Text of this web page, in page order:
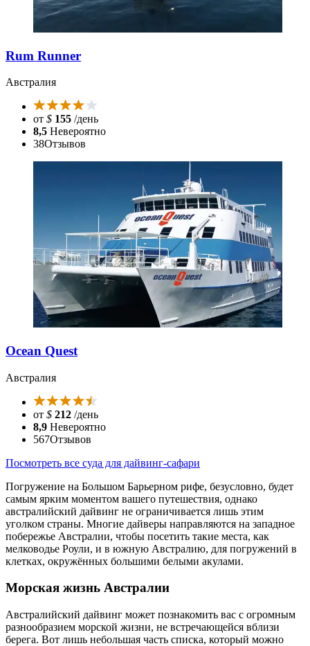
Rum Runner
Австралия
от $ 155 /день
8,5 Невероятно
38Отзывов
Ocean Quest
Австралия
от $ 212 /день
8,9 Невероятно
567Отзывов
Посмотреть все суда для дайвинг-сафари
Погружение на Большом Барьерном рифе, безусловно, будет
самым ярким моментом вашего путешествия, однако
австралийский дайвинг не ограничивается лишь этим
уголком страны. Многие дайверы направляются на западное
побережье Австралии, чтобы посетить такие места, как
мелководье Роули, и в южную Австралию, для погружений в
клетках, окружённых большими белыми акулами.
Морская жизнь Австралии
Австралийский дайвинг может познакомить вас с огромным
разнообразием морской жизни, не встречающейся вблизи
берега. Вот лишь небольшая часть списка, который можно